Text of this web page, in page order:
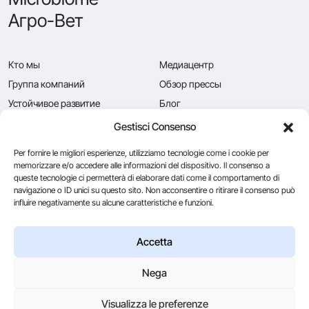
Gestisci Consenso
Per fornire le migliori esperienze, utilizziamo tecnologie come i cookie per
memorizzare e/o accedere alle informazioni del dispositivo. Il consenso a
queste tecnologie ci permetterà di elaborare dati come il comportamento di
navigazione o ID unici su questo sito. Non acconsentire o ritirare il consenso può
influire negativamente su alcune caratteristiche e funzioni.
Accetta
Nega
Visualizza le preferenze
Агро-Вет
Кто мы
Группа компаний
Устойчивое развитие
Медиацентр
Обзор прессы
Блог
Вакансии
Caglificio Clerici
Ingredients
Via Manzoni, 29/A 22071 Cadorago (Co) - P.IVA 01543570137